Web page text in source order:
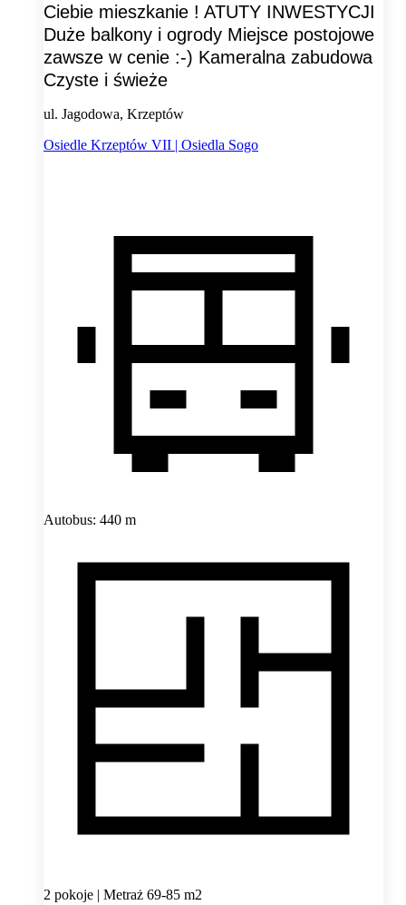
Ciebie mieszkanie ! ATUTY INWESTYCJI
Duże balkony i ogrody Miejsce postojowe
zawsze w cenie :-) Kameralna zabudowa
Czyste i świeże
ul. Jagodowa, Krzeptów
Osiedle Krzeptów VII | Osiedla Sogo
Autobus: 440 m
2 pokoje | Metraż 69-85 m2